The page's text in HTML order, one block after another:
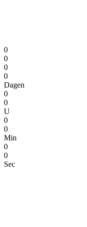
0
0
0
0
Dagen
0
0
U
0
0
Min
0
0
Sec